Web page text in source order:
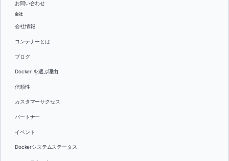
お問い合わせ
会社
会社情報
コンテナーとは
ブログ
Docker を選ぶ理由
信頼性
カスタマーサクセス
パートナー
イベント
Dockerシステムステータス